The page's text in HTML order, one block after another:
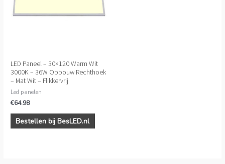
LED Paneel – 30×120 Warm Wit
3000K – 36W Opbouw Rechthoek
– Mat Wit – Flikkervrij
Led panelen
€64.98
Bestellen bij BesLED.nl